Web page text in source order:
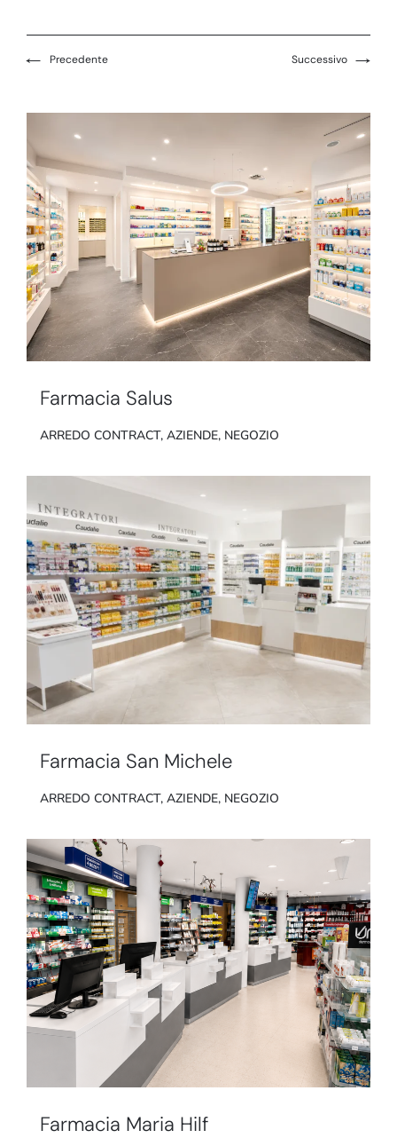
← Precedente Successivo →
Farmacia Salus
ARREDO CONTRACT, AZIENDE, NEGOZIO
Farmacia San Michele
ARREDO CONTRACT, AZIENDE, NEGOZIO
Farmacia Maria Hilf